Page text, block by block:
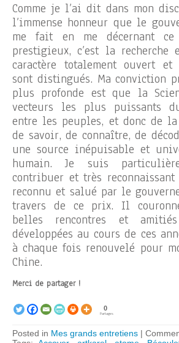
Comme je l’ai dit dans mon
l’immense honneur que le
me fait en me décernant
prestigieux, c’est la
caractère totalement ouvert
sont distingués. Ma conviction
plus profonde est que la
vecteurs les plus puissants
entre les peuples, et donc de
de savoir, de connaître, de
une source inépuisable et
humain. Je suis
contribuer et très
reconnu et salué par le
travers de ce prix. Il
belles rencontres et
développées au cours de ces
à chaque fois renouvelé pour
Chine.
Merci de partager !
0
Partages
Posted in Mes grands entretiens |